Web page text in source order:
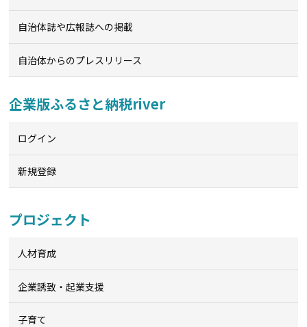
自治体誌や広報誌への掲載
自治体からのプレスリリース
企業版ふるさと納税river
ログイン
新規登録
プロジェクト
人材育成
企業誘致・起業支援
子育て